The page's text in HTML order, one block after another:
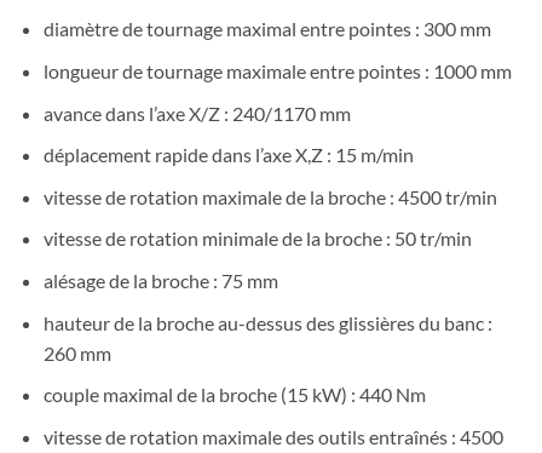
diamètre de tournage maximal entre pointes : 300 mm
longueur de tournage maximale entre pointes : 1000 mm
avance dans l’axe X/Z : 240/1170 mm
déplacement rapide dans l’axe X,Z : 15 m/min
vitesse de rotation maximale de la broche : 4500 tr/min
vitesse de rotation minimale de la broche : 50 tr/min
alésage de la broche : 75 mm
hauteur de la broche au-dessus des glissières du banc :
260 mm
couple maximal de la broche (15 kW) : 440 Nm
vitesse de rotation maximale des outils entraînés : 4500